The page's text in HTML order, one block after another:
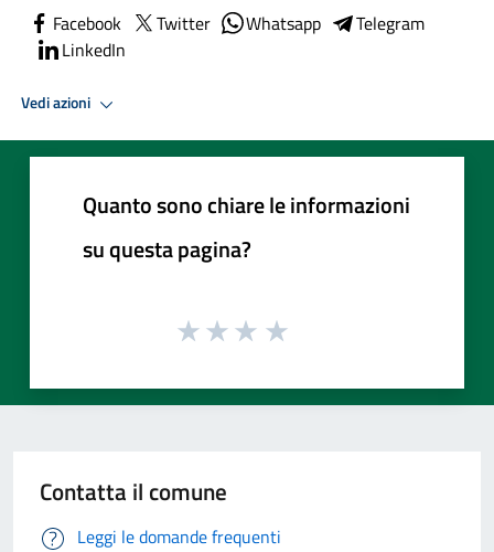
Facebook Twitter Whatsapp
Telegram
LinkedIn
Vedi azioni
Quanto sono chiare le informazioni
su questa pagina?
Contatta il comune
Leggi le domande frequenti